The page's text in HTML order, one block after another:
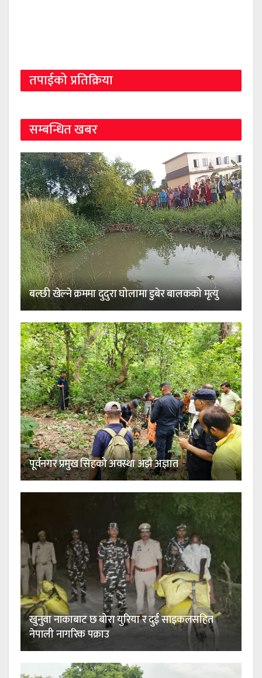
तपाईको प्रतिक्रिया
सम्बन्धित खबर
बल्छी खेल्ने क्रममा दुदुरा घोलामा डुबेर बालकको मृत्यु
पूर्वनगर प्रमुख सिंहको अवस्था अझै अज्ञात
खुनुवा नाकाबाट छ बोरा युरिया र दुई साइकलसहित
नेपाली नागरिक पक्राउ